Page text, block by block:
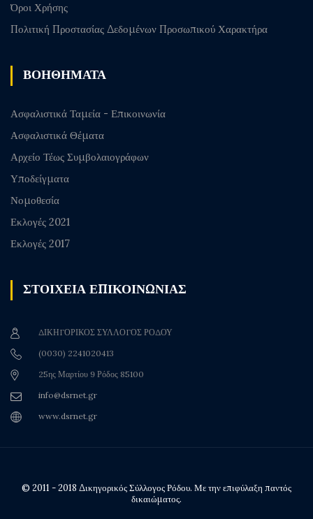
Όροι Χρήσης
Πολιτική Προστασίας Δεδομένων Προσωπικού Χαρακτήρα
ΒΟΗΘΗΜΑΤΑ
Ασφαλιστικά Ταμεία - Επικοινωνία
Ασφαλιστικά Θέματα
Αρχείο Τέως Συμβολαιογράφων
Υποδείγματα
Νομοθεσία
Εκλογές 2021
Εκλογές 2017
ΣΤΟΙΧΕΙΑ ΕΠΙΚΟΙΝΩΝΙΑΣ
ΔΙΚΗΓΟΡΙΚΟΣ ΣΥΛΛΟΓΟΣ ΡΟΔΟΥ
(0030) 2241020413
25ης Μαρτίου 9 Ρόδος 85100
info@dsrnet.gr
www.dsrnet.gr
© 2011 - 2018 Δικηγορικός Σύλλογος Ρόδου. Με την επιφύλαξη παντός
δικαιώματος.